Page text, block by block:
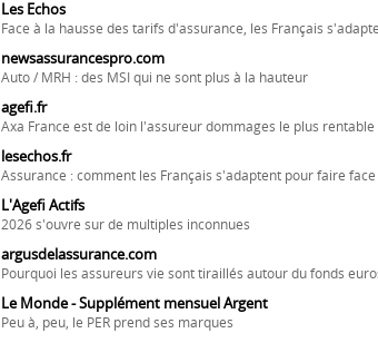
Les Echos
Face à la hausse des tarifs d'assurance, les Français
newsassurancespro.com
Auto / MRH : des MSI qui ne sont plus à la hauteur
agefi.fr
Axa France est de loin l'assureur dommages le plus
lesechos.fr
Assurance : comment les Français s'adaptent pour faire
L'Agefi Actifs
2026 s'ouvre sur de multiples inconnues
argusdelassurance.com
Pourquoi les assureurs vie sont tiraillés autour du fonds
Le Monde - Supplément mensuel Argent
Peu à, peu, le PER prend ses marques